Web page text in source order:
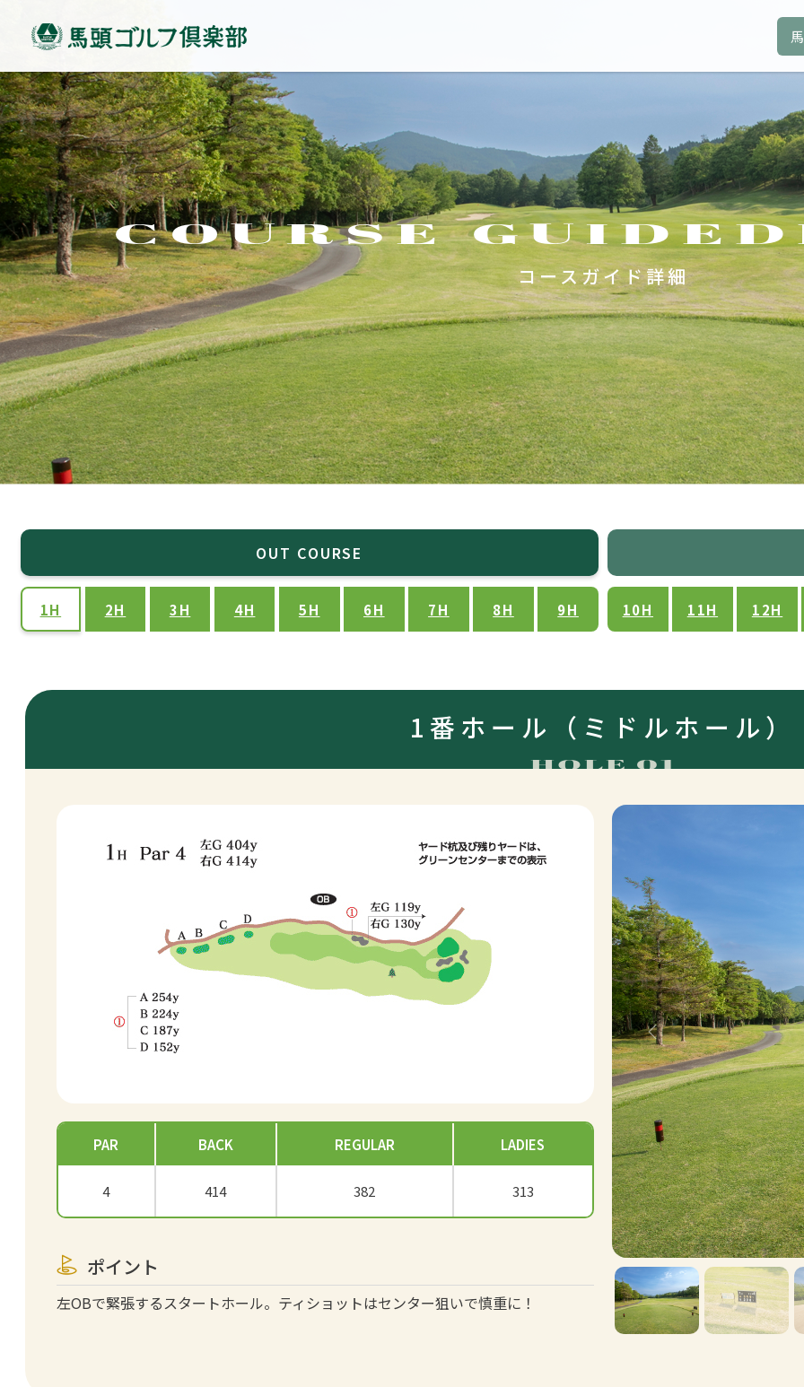
COURSE GUIDE
コースガイド詳細
OUT COURSE
1H 2H 3H 4H 5H 6H 7H 8H 9H 10H 11H 12H
1番ホール （ミドルホール）
HOLE 01
PAR BACK REGULAR LADIES
4 414 382 313
ポイント
左OBで緊張するスタートホール。ティショットはセンター狙いで慎重に！
Previous